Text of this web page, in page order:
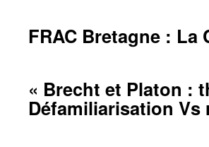
FRAC Bretagne : La
« Brecht et Platon :
Défamiliarisation Vs